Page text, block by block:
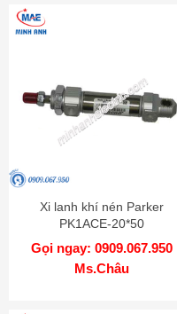
Xi lanh khí nén Parker
PK1ACE-20*50
Gọi ngay: 0909.067.950
Ms.Châu